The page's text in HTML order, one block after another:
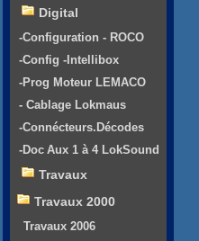
Digital
-Configuration - ROCO
-Config -Intellibox
-Prog Moteur LEMACO
- Cablage Lokmaus
-Connécteurs.Décodes
-Doc Aux 1 à 4 LokSound
Travaux
Travaux 2000
Travaux 2006